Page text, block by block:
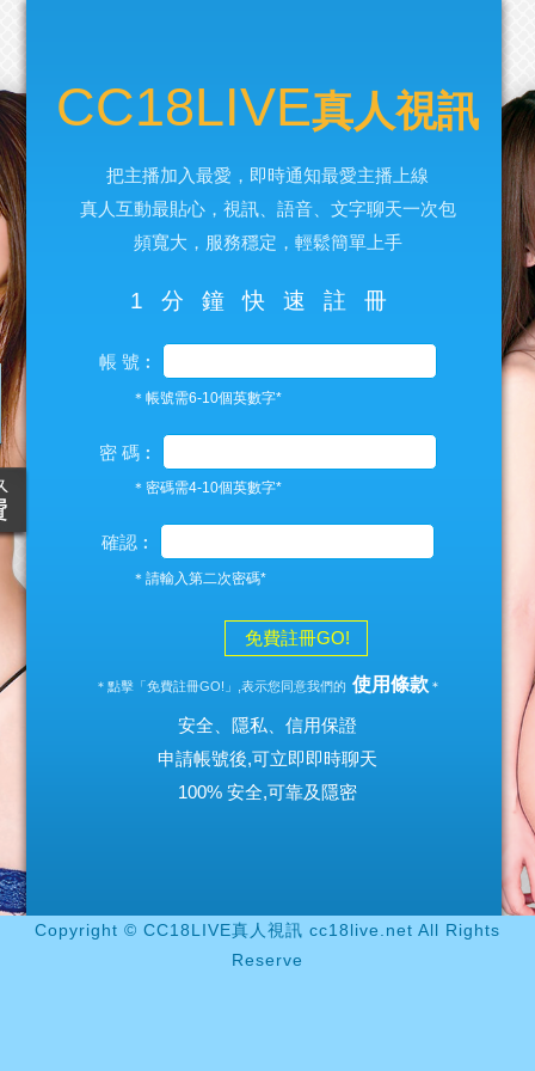
CC18LIVE真人視訊
把主播加入最愛，即時通知最愛主播上線
真人互動最貼心，視訊、語音、文字聊天一次包
頻寬大，服務穩定，輕鬆簡單上手
1分鐘快速註冊
帳 號︰
＊帳號需6-10個英數字*
密 碼︰
＊密碼需4-10個英數字*
確認︰
＊請輸入第二次密碼*
免費註冊GO!
＊點擊「免費註冊GO!」,表示您同意我們的 使用條款＊
安全、隱私、信用保證
申請帳號後,可立即即時聊天
100% 安全,可靠及隱密
Copyright © CC18LIVE真人視訊 cc18live.net All Rights
Reserve